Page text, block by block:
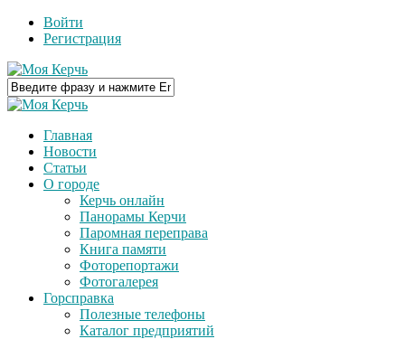
Войти
Регистрация
Главная
Новости
Статьи
О городе
Керчь онлайн
Панорамы Керчи
Паромная переправа
Книга памяти
Фоторепортажи
Фотогалерея
Горсправка
Полезные телефоны
Каталог предприятий